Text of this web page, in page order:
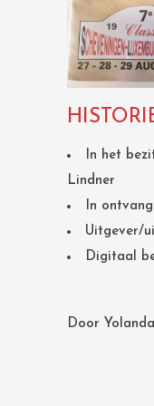
In het
Lindner
In
Uitgever/
Digitaal
Door